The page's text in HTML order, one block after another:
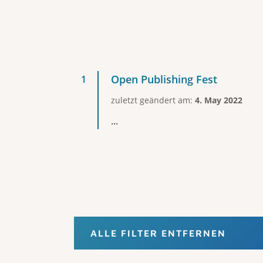
Open Publishing Fest
zuletzt geändert am: 4. May 2022
...
ALLE FILTER ENTFERNEN